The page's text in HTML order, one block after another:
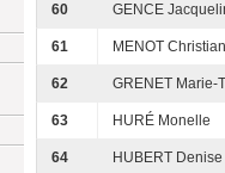
60 GENCE
61 MENOT
62 GRENET Marie-
63 HURÉ Monelle
64 HUBERT Denise